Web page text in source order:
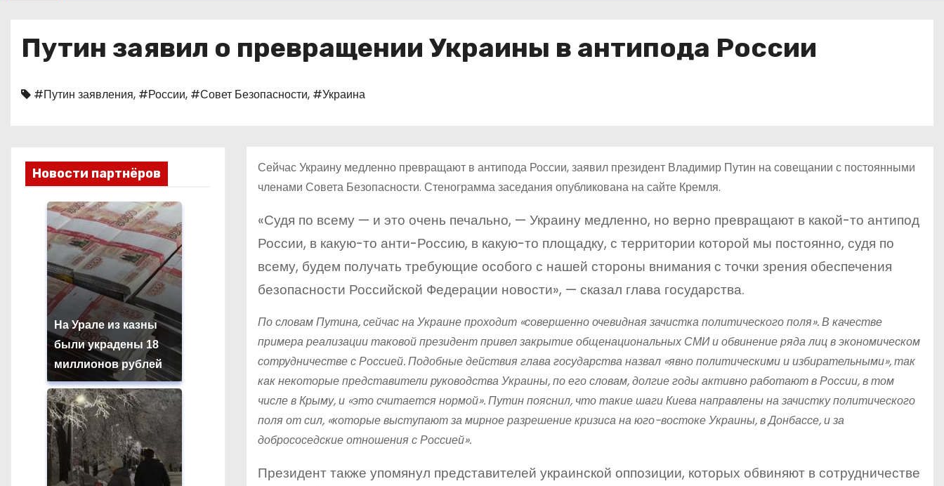
Путин заявил о превращении Украины в антипода России
#Путин заявления, #России, #Совет Безопасности, #Украина
Новости партнёров
На Урале из казны
были украдены 18
миллионов рублей
Сейчас Украину медленно превращают в антипода России, заявил президент Владимир Путин на совещании с постоянными
членами Совета Безопасности. Стенограмма заседания опубликована на сайте Кремля.
«Судя по всему — и это очень печально, — Украину медленно, но верно превращают в какой-то антипод
России, в какую-то анти-Россию, в какую-то площадку, с территории которой мы постоянно, судя по
всему, будем получать требующие особого с нашей стороны внимания с точки зрения обеспечения
безопасности Российской Федерации новости», — сказал глава государства.
По словам Путина, сейчас на Украине проходит «совершенно очевидная зачистка политического поля». В качестве
примера реализации таковой президент привел закрытие общенациональных СМИ и обвинение ряда лиц в экономическом
сотрудничестве с Россией. Подобные действия глава государства назвал «явно политическими и избирательными», так
как некоторые представители руководства Украины, по его словам, долгие годы активно работают в России, в том
числе в Крыму, и «это считается нормой». Путин пояснил, что такие шаги Киева направлены на зачистку политического
поля от сил, «которые выступают за мирное разрешение кризиса на юго-востоке Украины, в Донбассе, и за
добрососедские отношения с Россией».
Президент также упомянул представителей украинской оппозиции, которых обвиняют в сотрудничестве